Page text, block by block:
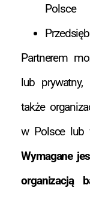
Polsce
Partnerem
lub
także
w Polsce lub
Wymagane
organizacją